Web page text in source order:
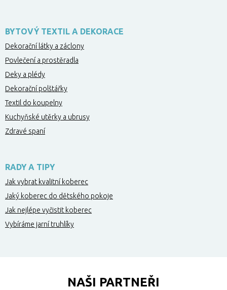
BYTOVÝ TEXTIL A DEKORACE
Dekorační látky a záclony
Povlečení a prostěradla
Deky a plédy
Dekorační polštářky
Textil do koupelny
Kuchyňské utěrky a ubrusy
Zdravé spaní
RADY A TIPY
Jak vybrat kvalitní koberec
Jaký koberec do dětského pokoje
Jak nejlépe vyčistit koberec
Vybíráme jarní truhlíky
NAŠI PARTNEŘI